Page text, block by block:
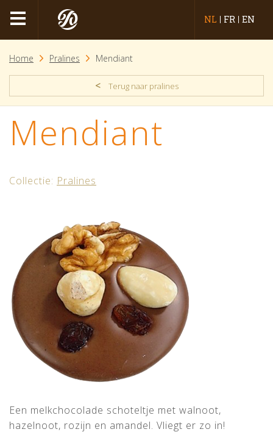
NL FR EN
Home Pralines Mendiant
< Terug naar pralines
Mendiant
Collectie: Pralines
Een melkchocolade schoteltje met walnoot,
hazelnoot, rozijn en amandel. Vliegt er zo in!